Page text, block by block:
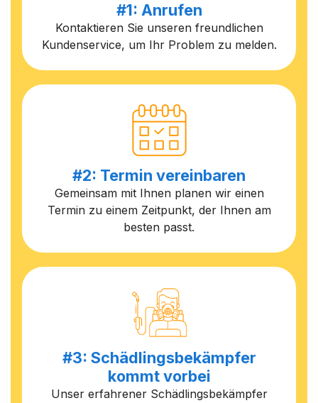
#1: Anrufen
Kontaktieren Sie unseren freundlichen
Kundenservice, um Ihr Problem zu melden.
#2: Termin vereinbaren
Gemeinsam mit Ihnen planen wir einen
Termin zu einem Zeitpunkt, der Ihnen am
besten passt.
#3: Schädlingsbekämpfer
kommt vorbei
Unser erfahrener Schädlingsbekämpfer